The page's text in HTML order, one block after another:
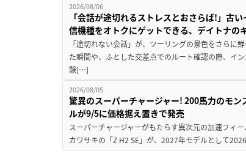
2026/08/06
「会話が途切れるストレスとおさらば!」古
信機種をオトクにゲットできる、デイトナの
「途切れない会話」が、ツーリングの景色をさらに
た瞬間や、ふとした交差点でのルート確認の際、イ
験[…]
2026/08/05
驚異のスーパーチャージャー! 200馬力のモ
ルが9/5に価格据え置きで発売
スーパーチャージャーがもたらす異次元の加速フィ
カワサキの「Z H2 SE」が、2027年モデルとして